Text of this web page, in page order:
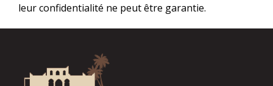
leur confidentialité ne peut être garantie.